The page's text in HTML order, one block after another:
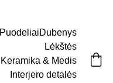
PuodeliaiDubenys
Lėkštės
Keramika & Medis
Interjero detalės